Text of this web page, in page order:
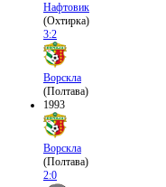
Нафтовик
(Охтирка)
3:2
Ворскла
(Полтава)
1993
Ворскла
(Полтава)
2:0